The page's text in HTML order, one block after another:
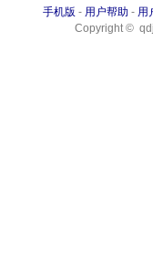
手机版 - 用户帮助 - 用
Copyright ©